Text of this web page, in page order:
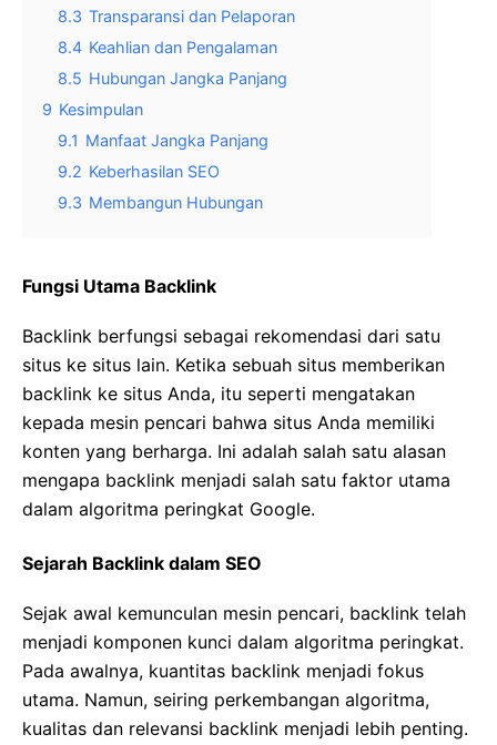
8.3 Transparansi dan Pelaporan
8.4 Keahlian dan Pengalaman
8.5 Hubungan Jangka Panjang
9 Kesimpulan
9.1 Manfaat Jangka Panjang
9.2 Keberhasilan SEO
9.3 Membangun Hubungan
Fungsi Utama Backlink
Backlink berfungsi sebagai rekomendasi dari satu
situs ke situs lain. Ketika sebuah situs memberikan
backlink ke situs Anda, itu seperti mengatakan
kepada mesin pencari bahwa situs Anda memiliki
konten yang berharga. Ini adalah salah satu alasan
mengapa backlink menjadi salah satu faktor utama
dalam algoritma peringkat Google.
Sejarah Backlink dalam SEO
Sejak awal kemunculan mesin pencari, backlink telah
menjadi komponen kunci dalam algoritma peringkat.
Pada awalnya, kuantitas backlink menjadi fokus
utama. Namun, seiring perkembangan algoritma,
kualitas dan relevansi backlink menjadi lebih penting.